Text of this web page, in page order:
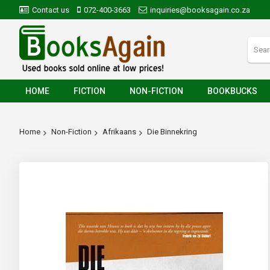
Contact us 072-400-3663 inquiries@booksagain.co.za
HOME FICTION NON-FICTION BOOKBUCKS
Home Non-Fiction Afrikaans Die Binnekring